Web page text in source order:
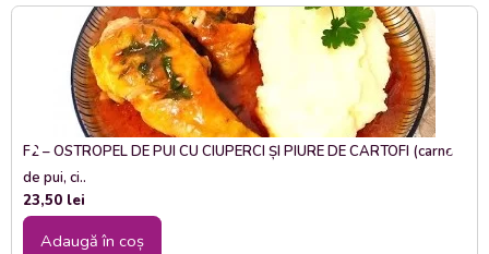
F2 – OSTROPEL DE PUI CU CIUPERCI ȘI PIURE DE CARTOFI (carne
de pui, ci..
23,50 lei
Adaugă în coș